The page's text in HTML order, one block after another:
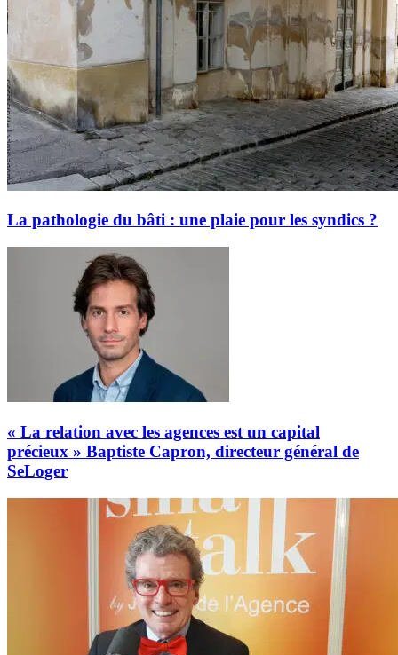
La pathologie du bâti : une plaie pour les syndics ?
« La relation avec les agences est un capital
précieux » Baptiste Capron, directeur général de
SeLoger